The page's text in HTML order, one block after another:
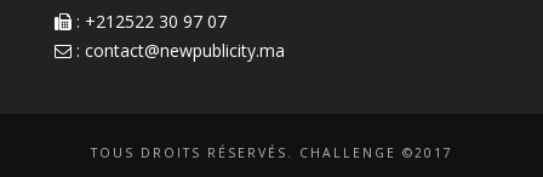
: +212522 30 97 07
: contact@newpublicity.ma
TOUS DROITS RÉSERVÉS. CHALLENGE ©2017